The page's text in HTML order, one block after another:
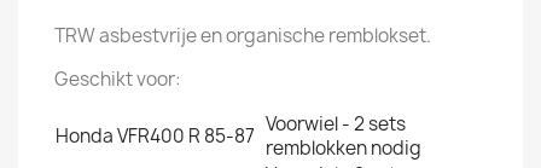
TRW asbestvrije en organische remblokset.
Geschikt voor:
Honda VFR400 R 85-87 Voorwiel - 2 sets
remblokken nodig